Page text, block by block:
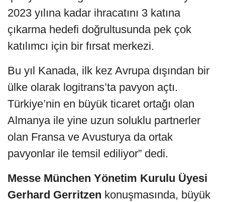
2023 yılına kadar ihracatını 3 katına
çıkarma hedefi doğrultusunda pek çok
katılımcı için bir fırsat merkezi.
Bu yıl Kanada, ilk kez Avrupa dışından bir
ülke olarak logitrans’ta pavyon açtı.
Türkiye’nin en büyük ticaret ortağı olan
Almanya ile yine uzun soluklu partnerler
olan Fransa ve Avusturya da ortak
pavyonlar ile temsil ediliyor” dedi.
Messe München Yönetim Kurulu Üyesi
Gerhard Gerritzen konuşmasında, büyük